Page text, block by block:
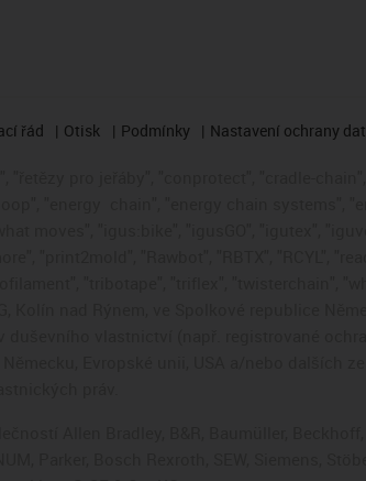
řád Otisk Podmínky Nastavení ochrany dat